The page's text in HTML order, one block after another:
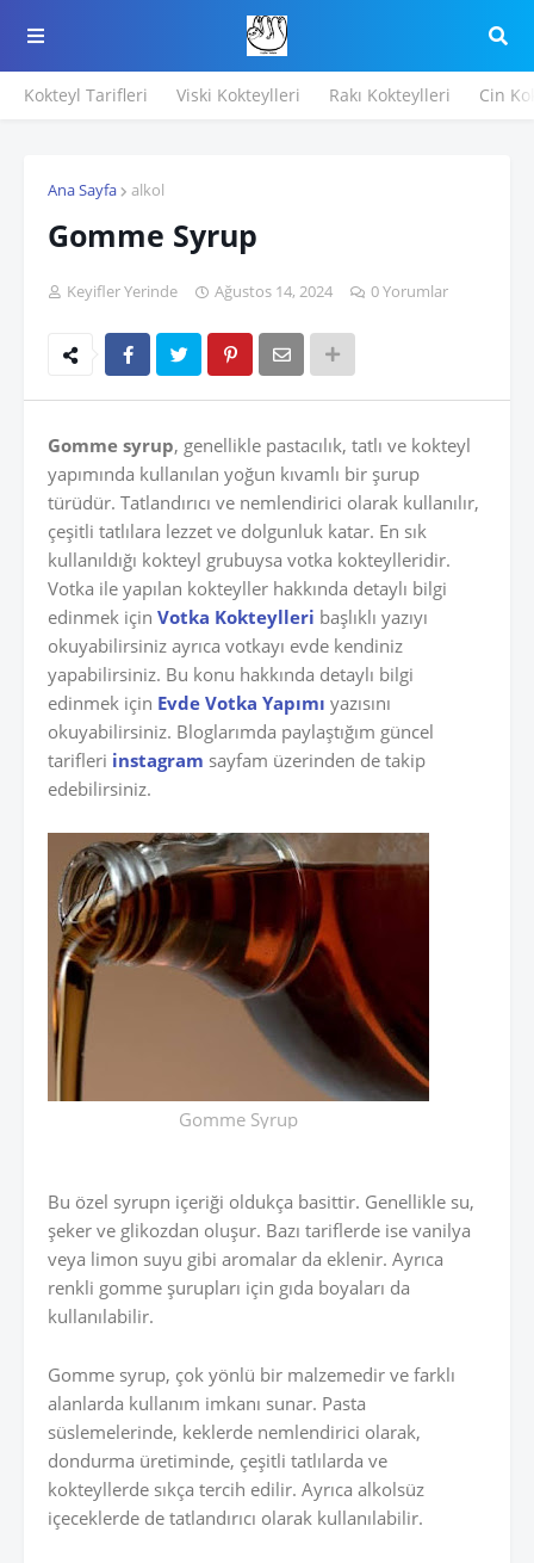
Kokteyl Tarifleri Viski Kokteylleri Rakı Kokteylleri Cin
Ana Sayfa alkol
Gomme Syrup
Keyifler Yerinde Ağustos 14, 2024 0 Yorumlar
Gomme syrup, genellikle pastacılık, tatlı ve kokteyl
yapımında kullanılan yoğun kıvamlı bir şurup
türüdür. Tatlandırıcı ve nemlendirici olarak kullanılır,
çeşitli tatlılara lezzet ve dolgunluk katar. En sık
kullanıldığı kokteyl grubuysa votka kokteylleridir.
Votka ile yapılan kokteyller hakkında detaylı bilgi
edinmek için Votka Kokteylleri başlıklı yazıyı
okuyabilirsiniz ayrıca votkayı evde kendiniz
yapabilirsiniz. Bu konu hakkında detaylı bilgi
edinmek için Evde Votka Yapımı yazısını
okuyabilirsiniz. Bloglarımda paylaştığım güncel
tarifleri instagram sayfam üzerinden de takip
edebilirsiniz.
Gomme Syrup
Bu özel syrupn içeriği oldukça basittir. Genellikle su,
şeker ve glikozdan oluşur. Bazı tariflerde ise vanilya
veya limon suyu gibi aromalar da eklenir. Ayrıca
renkli gomme şurupları için gıda boyaları da
kullanılabilir.
Gomme syrup, çok yönlü bir malzemedir ve farklı
alanlarda kullanım imkanı sunar. Pasta
süslemelerinde, keklerde nemlendirici olarak,
dondurma üretiminde, çeşitli tatlılarda ve
kokteyllerde sıkça tercih edilir. Ayrıca alkolsüz
içeceklerde de tatlandırıcı olarak kullanılabilir.